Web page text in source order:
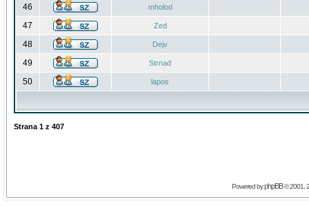
46 mholod
47 Zed
48 Dejv
49 Strnad
50 lapos
Strana 1 z 407
Powered byphpBB© 2001,